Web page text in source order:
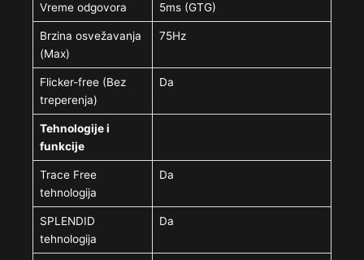
Vreme odgovora 5ms (GTG)
Brzina osvežavanja
(Max)
75Hz
Flicker-free (Bez
treperenja)
Da
Tehnologije i
funkcije
Trace Free
tehnologija
Da
SPLENDID
tehnologija
Da